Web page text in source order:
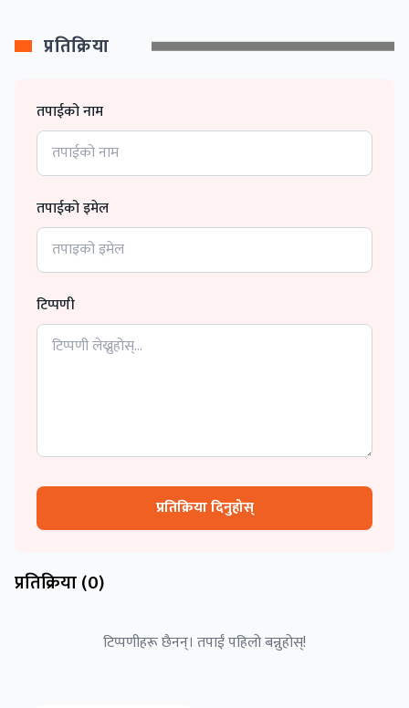
प्रतिक्रिया
तपाईको नाम
तपाईको इमेल
टिप्पणी
प्रतिक्रिया दिनुहोस्
प्रतिक्रिया (0)
टिप्पणीहरू छैनन्। तपाईं पहिलो बन्नुहोस्!